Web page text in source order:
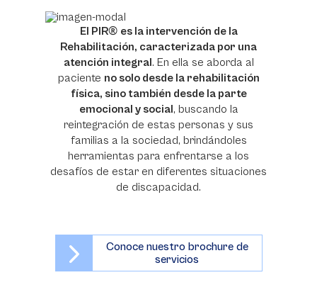
El PIR® es la intervención de la
Rehabilitación, caracterizada por una
atención integral. En ella se aborda al
paciente no solo desde la rehabilitación
física, sino también desde la parte
emocional y social, buscando la
reintegración de estas personas y sus
familias a la sociedad, brindándoles
herramientas para enfrentarse a los
desafíos de estar en diferentes situaciones
de discapacidad.
Conoce nuestro brochure de
servicios